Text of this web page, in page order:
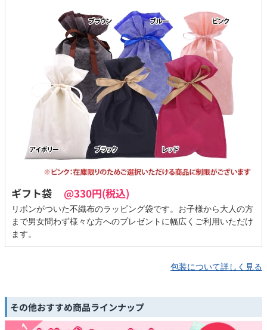
ギフト袋 @330円(税込)
リボンがついた不織布のラッピング袋です。お子様から大人の方
まで男女問わず様々な方へのプレゼントに幅広くご利用いただけ
ます。
包装について詳しく見る
その他おすすめ商品ラインナップ